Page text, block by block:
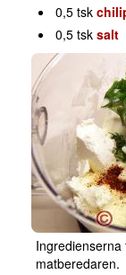
0,5 tsk
0,5 tsksalt
matberedaren.